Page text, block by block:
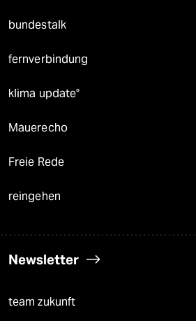
bundestalk
fernverbindung
klima update°
Mauerecho
Freie Rede
reingehen
Newsletter
team zukunft